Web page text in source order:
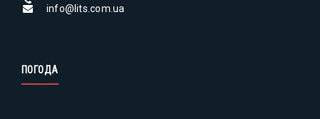
info@lits.com.ua
ПОГОДА